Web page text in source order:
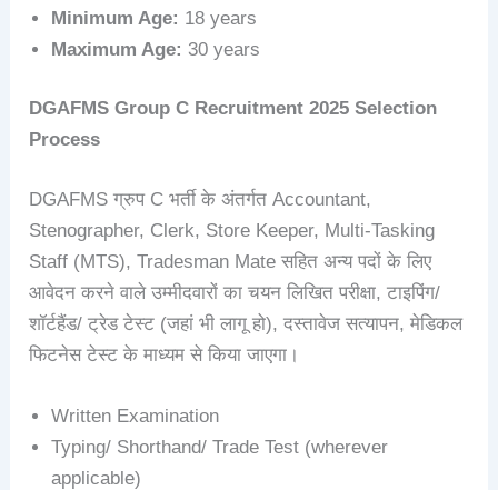
Minimum Age: 18 years
Maximum Age: 30 years
DGAFMS Group C Recruitment 2025 Selection
Process
DGAFMS ग्रुप C भर्ती के अंतर्गत Accountant,
Stenographer, Clerk, Store Keeper, Multi-Tasking
Staff (MTS), Tradesman Mate सहित अन्य पदों के लिए
आवेदन करने वाले उम्मीदवारों का चयन लिखित परीक्षा, टाइपिंग/
शॉर्टहैंड/ ट्रेड टेस्ट (जहां भी लागू हो), दस्तावेज सत्यापन, मेडिकल
फिटनेस टेस्ट के माध्यम से किया जाएगा।
Written Examination
Typing/ Shorthand/ Trade Test (wherever
applicable)